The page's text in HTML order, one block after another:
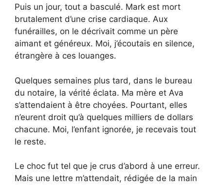
Puis un jour, tout a basculé. Mark est mort
brutalement d’une crise cardiaque. Aux
funérailles, on le décrivait comme un père
aimant et généreux. Moi, j’écoutais en silence,
étrangère à ces louanges.
Quelques semaines plus tard, dans le bureau
du notaire, la vérité éclata. Ma mère et Ava
s’attendaient à être choyées. Pourtant, elles
n’eurent droit qu’à quelques milliers de dollars
chacune. Moi, l’enfant ignorée, je recevais tout
le reste.
Le choc fut tel que je crus d’abord à une erreur.
Mais une lettre m’attendait, rédigée de la main